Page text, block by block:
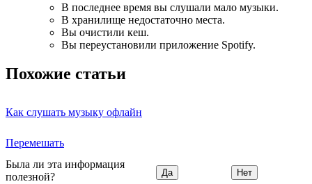
В последнее время вы слушали мало музыки.
В хранилище недостаточно места.
Вы очистили кеш.
Вы переустановили приложение Spotify.
Похожие статьи
Как слушать музыку офлайн
Перемешать
Была ли эта информация
полезной?
Да Нет